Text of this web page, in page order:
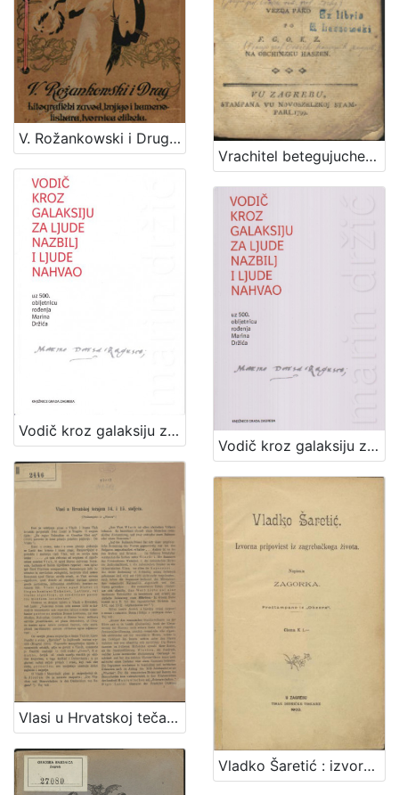
V. Rožankowski i Drug : litografički zavod, knjigo i kamenotiskara, tvornica etiketa : 1898-1913
Vrachitel betegujuche sivine tho jeszt Vrachtva za rogatu marhu, kermke, y mladinu / van dana najpervich po J. G. O. R. G. Z. ; vezda pako po F. G. O. K. Z. na obchinzku haszen
Vodič kroz galaksiju za ljude nazbilj i ljude nahvao : uz 500. obljetnicu rođnja Marina Držića / priredile Arijana Herceg Mićanović, Željka Mišcin
Vodič kroz galaksiju za ljude nazbilj i ljude nahvao / priredile Arijana Herceg Mićanović i Željka Miščin
Vlasi u Hrvatskoj tečajem 14. i 15. stoljeća / [Vjekoslav Klaić]
Vladko Šaretić : izvorna pripoviest iz zagrebačkoga života / napisala Zagorka